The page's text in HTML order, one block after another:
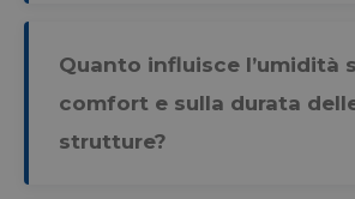
Quanto influisce l’umidità
comfort e sulla durata
strutture?